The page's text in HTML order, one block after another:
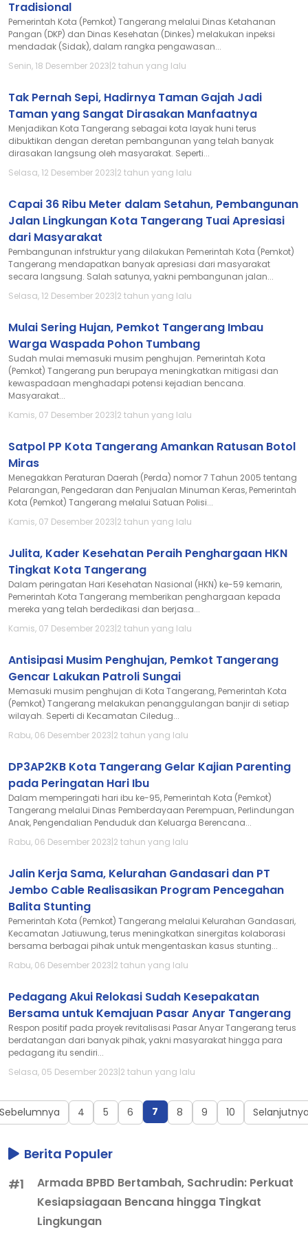
Tradisional
Pemerintah Kota (Pemkot) Tangerang melalui Dinas Ketahanan
Pangan (DKP) dan Dinas Kesehatan (Dinkes) melakukan inpeksi
mendadak (Sidak), dalam rangka pengawasan...
Senin, 18 Desember 2023|2 tahun yang lalu
Tak Pernah Sepi, Hadirnya Taman Gajah Jadi
Taman yang Sangat Dirasakan Manfaatnya
Menjadikan Kota Tangerang sebagai kota layak huni terus
dibuktikan dengan deretan pembangunan yang telah banyak
dirasakan langsung oleh masyarakat. Seperti...
Selasa, 12 Desember 2023|2 tahun yang lalu
Capai 36 Ribu Meter dalam Setahun, Pembangunan
Jalan Lingkungan Kota Tangerang Tuai Apresiasi
dari Masyarakat
Pembangunan infstruktur yang dilakukan Pemerintah Kota (Pemkot)
Tangerang mendapatkan banyak apresiasi dari masyarakat
secara langsung. Salah satunya, yakni pembangunan jalan...
Selasa, 12 Desember 2023|2 tahun yang lalu
Mulai Sering Hujan, Pemkot Tangerang Imbau
Warga Waspada Pohon Tumbang
Sudah mulai memasuki musim penghujan. Pemerintah Kota
(Pemkot) Tangerang pun berupaya meningkatkan mitigasi dan
kewaspadaan menghadapi potensi kejadian bencana.
Masyarakat...
Kamis, 07 Desember 2023|2 tahun yang lalu
Satpol PP Kota Tangerang Amankan Ratusan Botol
Miras
Menegakkan Peraturan Daerah (Perda) nomor 7 Tahun 2005 tentang
Pelarangan, Pengedaran dan Penjualan Minuman Keras, Pemerintah
Kota (Pemkot) Tangerang melalui Satuan Polisi...
Kamis, 07 Desember 2023|2 tahun yang lalu
Julita, Kader Kesehatan Peraih Penghargaan HKN
Tingkat Kota Tangerang
Dalam peringatan Hari Kesehatan Nasional (HKN) ke-59 kemarin,
Pemerintah Kota Tangerang memberikan penghargaan kepada
mereka yang telah berdedikasi dan berjasa...
Kamis, 07 Desember 2023|2 tahun yang lalu
Antisipasi Musim Penghujan, Pemkot Tangerang
Gencar Lakukan Patroli Sungai
Memasuki musim penghujan di Kota Tangerang, Pemerintah Kota
(Pemkot) Tangerang melakukan penanggulangan banjir di setiap
wilayah. Seperti di Kecamatan Ciledug...
Rabu, 06 Desember 2023|2 tahun yang lalu
DP3AP2KB Kota Tangerang Gelar Kajian Parenting
pada Peringatan Hari Ibu
Dalam memperingati hari ibu ke-95, Pemerintah Kota (Pemkot)
Tangerang melalui Dinas Pemberdayaan Perempuan, Perlindungan
Anak, Pengendalian Penduduk dan Keluarga Berencana...
Rabu, 06 Desember 2023|2 tahun yang lalu
Jalin Kerja Sama, Kelurahan Gandasari dan PT
Jembo Cable Realisasikan Program Pencegahan
Balita Stunting
Pemerintah Kota (Pemkot) Tangerang melalui Kelurahan Gandasari,
Kecamatan Jatiuwung, terus meningkatkan sinergitas kolaborasi
bersama berbagai pihak untuk mengentaskan kasus stunting...
Rabu, 06 Desember 2023|2 tahun yang lalu
Pedagang Akui Relokasi Sudah Kesepakatan
Bersama untuk Kemajuan Pasar Anyar Tangerang
Respon positif pada proyek revitalisasi Pasar Anyar Tangerang terus
berdatangan dari banyak pihak, yakni masyarakat hingga para
pedagang itu sendiri...
Selasa, 05 Desember 2023|2 tahun yang lalu
4 5 6 7 8 9 10
Berita Populer
#1
Armada BPBD Bertambah, Sachrudin: Perkuat
Kesiapsiagaan Bencana hingga Tingkat
Lingkungan